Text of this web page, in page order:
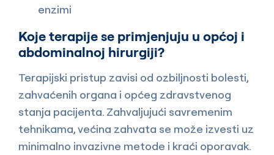
enzimi
Koje terapije se primjenjuju u općoj i
abdominalnoj hirurgiji?
Terapijski pristup zavisi od ozbiljnosti bolesti,
zahvaćenih organa i općeg zdravstvenog
stanja pacijenta. Zahvaljujući savremenim
tehnikama, većina zahvata se može izvesti uz
minimalno invazivne metode i kraći oporavak.